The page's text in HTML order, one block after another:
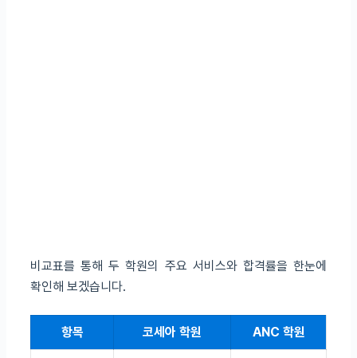
비교표를 통해 두 학원의 주요 서비스와 합격률을 한눈에
확인해 보겠습니다.
항목 코세아 학원 ANC 학원